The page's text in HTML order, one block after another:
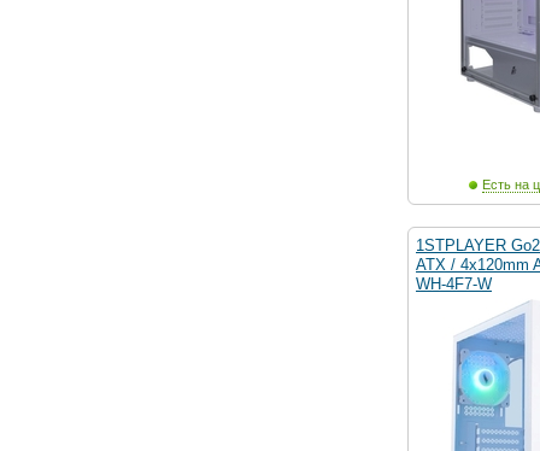
Есть на
1STPLAYER
ATX / 4x120mm
WH-4F7-W